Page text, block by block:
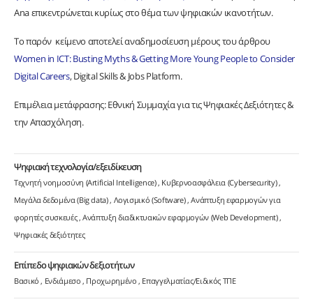
Ana επικεντρώνεται κυρίως στο θέμα των ψηφιακών ικανοτήτων.
Το παρόν κείμενο αποτελεί αναδημοσίευση μέρους του άρθρου
Women in ICT: Busting Myths & Getting More Young People to Consider
Digital Careers, Digital Skills & Jobs Platform.
Επιμέλεια μετάφρασης: Εθνική Συμμαχία για τις Ψηφιακές Δεξιότητες &
την Απασχόληση.
Ψηφιακή τεχνολογία/εξειδίκευση
Τεχνητή νοημοσύνη (Artificial Intelligence) Κυβερνοασφάλεια (Cybersecurity)
Μεγάλα δεδομένα (Big data) Λογισμικό (Software) Ανάπτυξη εφαρμογών για
φορητές συσκευές Ανάπτυξη διαδικτυακών εφαρμογών (Web Development)
Ψηφιακές δεξιότητες
Επίπεδο ψηφιακών δεξιοτήτων
Βασικό Ενδιάμεσο Προχωρημένο Επαγγελματίας/Ειδικός ΤΠΕ